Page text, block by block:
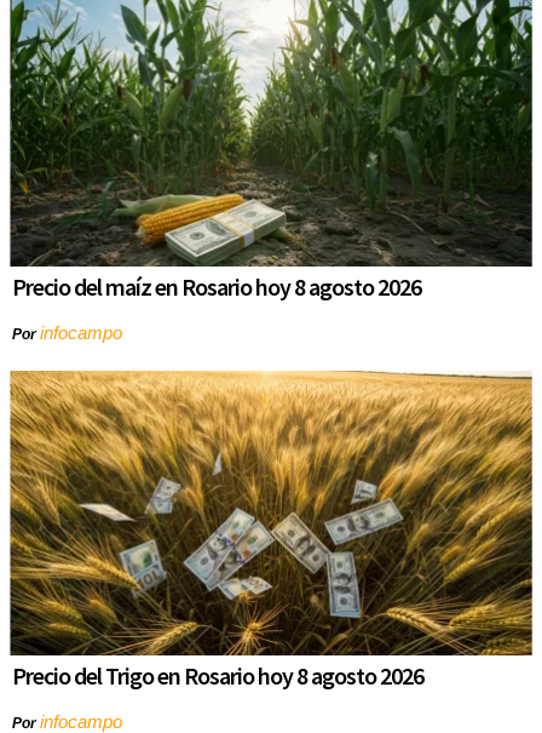
Precio del maíz en Rosario hoy 8 agosto 2026
Porinfocampo
Precio del Trigo en Rosario hoy 8 agosto 2026
Porinfocampo